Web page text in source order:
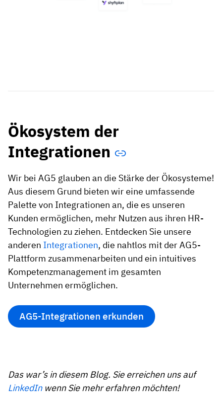
Ökosystem der
Integrationen
Wir bei AG5 glauben an die Stärke der Ökosysteme!
Aus diesem Grund bieten wir eine umfassende
Palette von Integrationen an, die es unseren
Kunden ermöglichen, mehr Nutzen aus ihren HR-
Technologien zu ziehen. Entdecken Sie unsere
anderen Integrationen, die nahtlos mit der AG5-
Plattform zusammenarbeiten und ein intuitives
Kompetenzmanagement im gesamten
Unternehmen ermöglichen.
AG5-Integrationen erkunden
Das war’s in diesem Blog. Sie erreichen uns auf
LinkedIn wenn Sie mehr erfahren möchten!